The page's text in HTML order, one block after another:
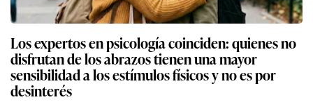
Los expertos en psicología coinciden: quienes no
disfrutan de los abrazos tienen una mayor
sensibilidad a los estímulos físicos y no es por
desinterés